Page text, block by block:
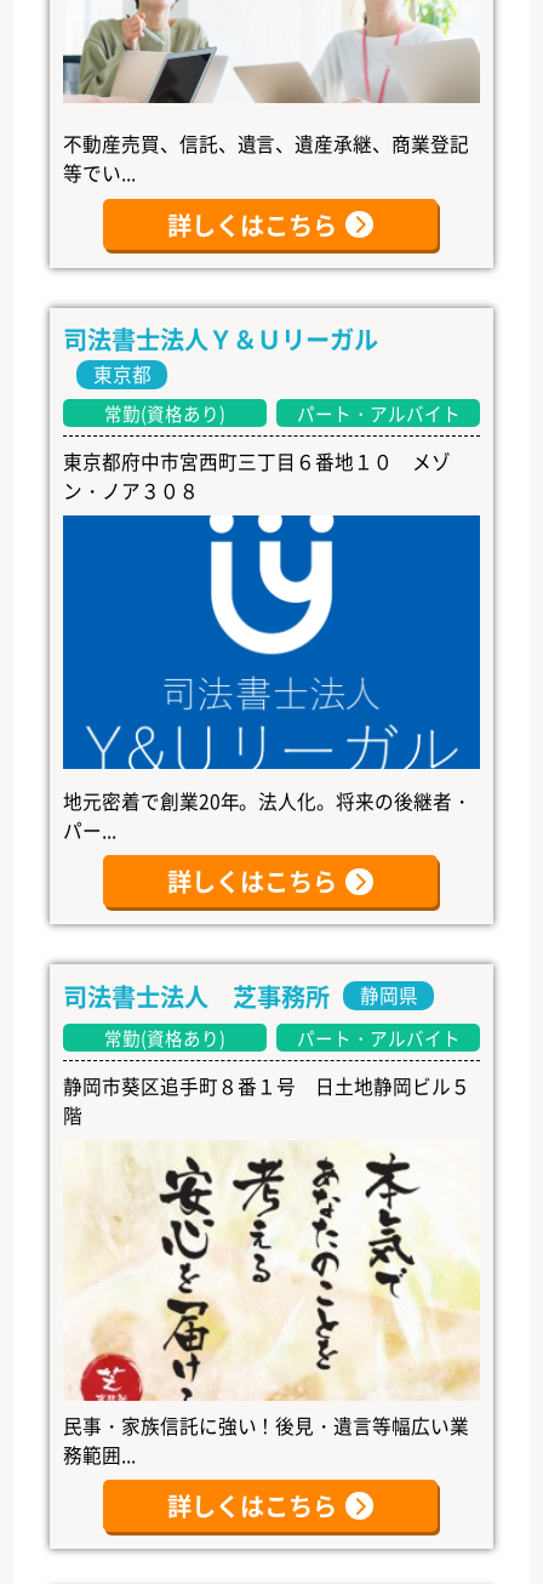
不動産売買、信託、遺言、遺産承継、商業登記
等でい...
詳しくはこちら
司法書士法人Ｙ＆Ｕリーガル
東京都
常勤(資格あり) パート・アルバイト
東京都府中市宮西町三丁目６番地１０ メゾ
ン・ノア３０８
地元密着で創業20年。法人化。将来の後継者・
パー...
詳しくはこちら
司法書士法人 芝事務所 静岡県
常勤(資格あり) パート・アルバイト
静岡市葵区追手町８番１号 日土地静岡ビル５
階
民事・家族信託に強い！後見・遺言等幅広い業
務範囲...
詳しくはこちら